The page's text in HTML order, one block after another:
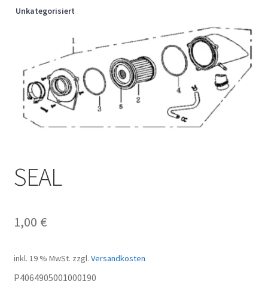
Unkategorisiert
SEAL
1,00 €
inkl. 19 % MwSt. zzgl. Versandkosten
P4064905001000190